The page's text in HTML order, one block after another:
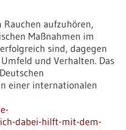
aufzuhören,
Maßnahmen im
sind, dagegen
und Verhalten. Das
einer internationalen
dabei-hilft-mit-dem-